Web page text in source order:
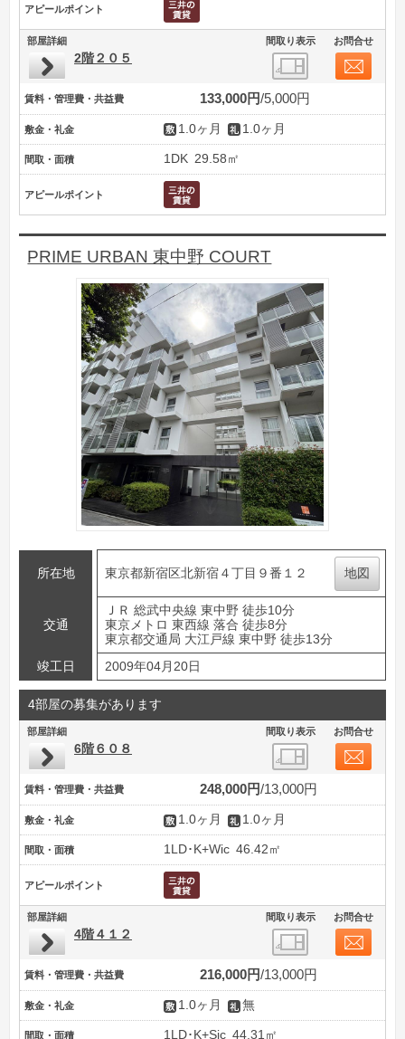
アピールポイント
部屋詳細 間取り表示 お問合せ
2階２０５
賃料・管理費・共益費 133,000円 5,000円
敷金・礼金 1.0ヶ月 1.0ヶ月
間取・面積 1DK 29.58㎡
アピールポイント
PRIME URBAN 東中野 COURT
所在地 東京都新宿区北新宿４丁目９番１２ 地図
交通
ＪＲ 総武中央線 東中野 徒歩10分
東京メトロ 東西線 落合 徒歩8分
東京都交通局 大江戸線 東中野 徒歩13分
竣工日
2009年04月20日
4部屋の募集があります
部屋詳細 間取り表示 お問合せ
6階６０８
賃料・管理費・共益費 248,000円 13,000円
敷金・礼金 1.0ヶ月 1.0ヶ月
間取・面積 1LD･K+Wic 46.42㎡
アピールポイント
部屋詳細 間取り表示 お問合せ
4階４１２
賃料・管理費・共益費 216,000円 13,000円
敷金・礼金 1.0ヶ月 無
間取・面積 1LD･K+Sic 44.31㎡